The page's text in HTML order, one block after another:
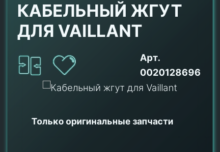
КАБЕЛЬНЫЙ ЖГУТ
ДЛЯ VAILLANT
Арт.
0020128696
Только оригинальные запчасти